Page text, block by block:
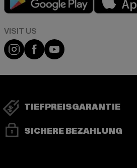
Visit our Instagram page:
Visit our Facebook page:
Visit our YouTube
TIEFPREISGARANTIE
SICHERE BEZAHLUNG